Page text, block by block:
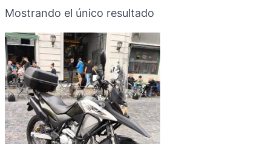
Mostrando el único resultado